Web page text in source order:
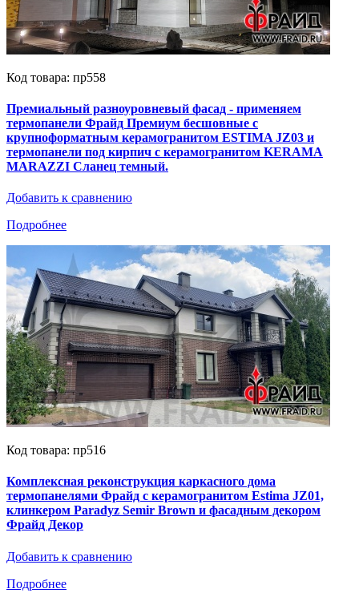
Код товара: пр558
Премиальный разноуровневый фасад - применяем
термопанели Фрайд Премиум бесшовные с
крупноформатным керамогранитом ESTIMA JZ03 и
термопанели под кирпич с керамогранитом KERAMA
MARAZZI Сланец темный.
Добавить к сравнению
Подробнее
Код товара: пр516
Комплексная реконструкция каркасного дома
термопанелями Фрайд с керамогранитом Estima JZ01,
клинкером Paradyz Semir Brown и фасадным декором
Фрайд Декор
Добавить к сравнению
Подробнее